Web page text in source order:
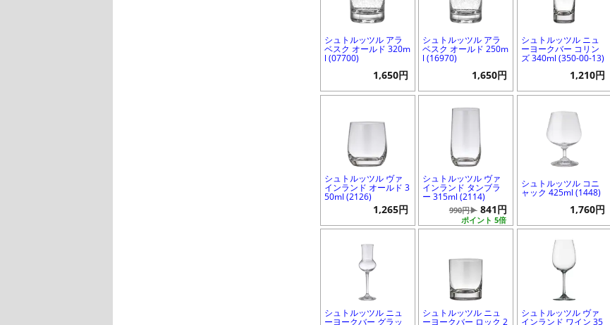
シュトルッツル アラ
ベスク オールド 320m
l (07700)
1,650円
シュトルッツル アラ
ベスク オールド 250m
l (16970)
1,650円
シュトルッツル ニュ
ーヨークバー コリン
ズ 340ml (350-00-13)
1,210円
シュトルッツル ヴァ
インランド オールド 3
50ml (2126)
1,265円
シュトルッツル ヴァ
インランド タンブラ
ー 315ml (2114)
ポイント 5倍
990円▶ 841円
シュトルッツル コニ
ャック 425ml (1448)
1,760円
シュトルッツル ニュ
ーヨークバー グラッ
シュトルッツル ニュ
ーヨークバー ロック 2
シュトルッツル ヴァ
インランド ワイン 35